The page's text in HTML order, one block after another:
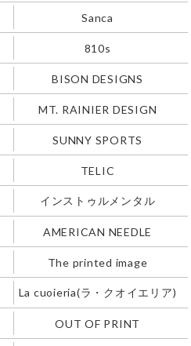
Sanca
810s
BISON DESIGNS
MT. RAINIER DESIGN
SUNNY SPORTS
TELIC
インストゥルメンタル
AMERICAN NEEDLE
The printed image
La cuoieria(ラ・クオイエリア)
OUT OF PRINT